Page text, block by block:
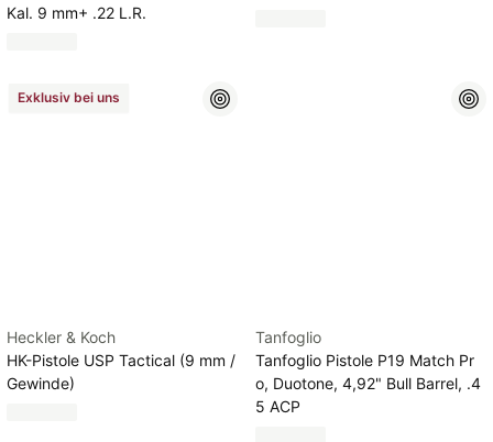
Kal. 9 mm+ .22 L.R.
Exklusiv bei uns
Heckler & Koch
HK-Pistole USP Tactical (9 mm /
Gewinde)
Tanfoglio
Tanfoglio Pistole P19 Match Pr
o, Duotone, 4,92" Bull Barrel, .4
5 ACP